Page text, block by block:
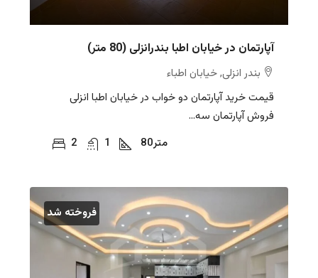
آپارتمان در خیابان اطبا بندرانزلی (80 متر)
بندر انزلی, خیابان اطباء
قیمت خرید آپارتمان دو خواب در خیابان اطبا انزلی
فروش آپارتمان سه...
2
1 80متر
فروخته شد